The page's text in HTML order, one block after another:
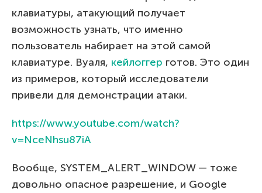
клавиатуры, атакующий получает
возможность узнать, что именно
пользователь набирает на этой самой
клавиатуре. Вуаля, кейлоггер готов. Это один
из примеров, который исследователи
привели для демонстрации атаки.
https://www.youtube.com/watch?
v=NceNhsu87iA
Вообще, SYSTEM_ALERT_WINDOW — тоже
довольно опасное разрешение, и Google